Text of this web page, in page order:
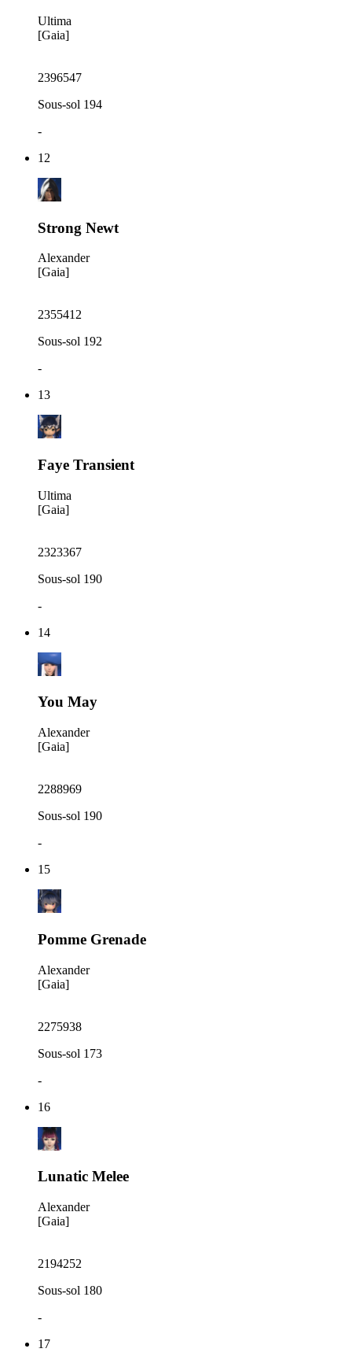
Ultima
[Gaia]
2396547
Sous-sol 194
-
12
Strong Newt
Alexander
[Gaia]
2355412
Sous-sol 192
-
13
Faye Transient
Ultima
[Gaia]
2323367
Sous-sol 190
-
14
You May
Alexander
[Gaia]
2288969
Sous-sol 190
-
15
Pomme Grenade
Alexander
[Gaia]
2275938
Sous-sol 173
-
16
Lunatic Melee
Alexander
[Gaia]
2194252
Sous-sol 180
-
17